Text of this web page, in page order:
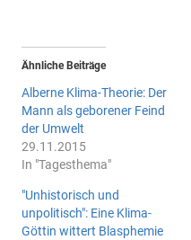
Ähnliche Beiträge
Alberne Klima-Theorie: Der
Mann als geborener Feind
der Umwelt
29.11.2015
In "Tagesthema"
"Unhistorisch und
unpolitisch": Eine Klima-
Göttin wittert Blasphemie